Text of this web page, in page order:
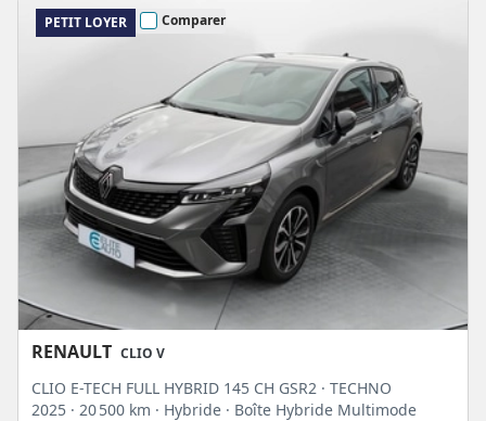
PETIT LOYER Comparer
RENAULT CLIO V
CLIO E-TECH FULL HYBRID 145 CH GSR2 · TECHNO
2025 · 20 500 km · Hybride · Boîte Hybride Multimode